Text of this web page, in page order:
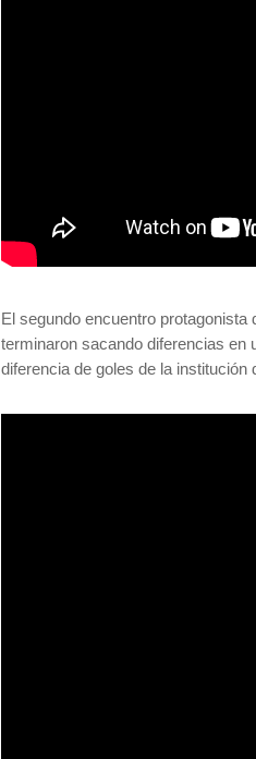
El segundo encuentro protagonista
terminaron sacando diferencias en
diferencia de goles de la